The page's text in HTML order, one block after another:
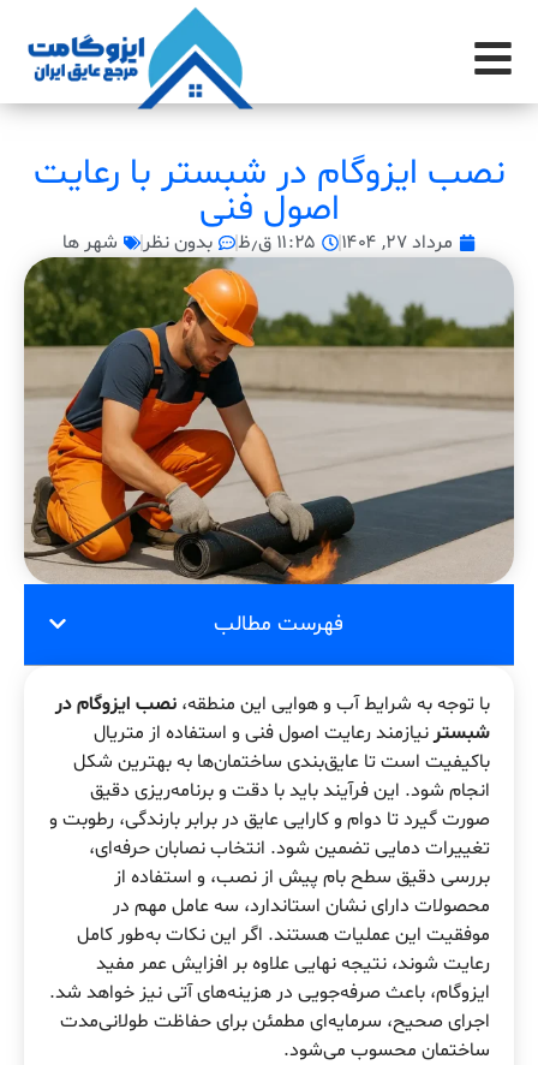
نصب ایزوگام در شبستر با رعایت
اصول فنی
مرداد ۲۷, ۱۴۰۴ ۱۱:۲۵ ق٫ظ بدون نظر شهر ها
فهرست مطالب
با توجه به شرایط آب و هوایی این منطقه، نصب ایزوگام در
شبستر نیازمند رعایت اصول فنی و استفاده از متریال
باکیفیت است تا عایق‌بندی ساختمان‌ها به بهترین شکل
انجام شود. این فرآیند باید با دقت و برنامه‌ریزی دقیق
صورت گیرد تا دوام و کارایی عایق در برابر بارندگی، رطوبت و
تغییرات دمایی تضمین شود. انتخاب نصابان حرفه‌ای،
بررسی دقیق سطح بام پیش از نصب، و استفاده از
محصولات دارای نشان استاندارد، سه عامل مهم در
موفقیت این عملیات هستند. اگر این نکات به‌طور کامل
رعایت شوند، نتیجه نهایی علاوه بر افزایش عمر مفید
ایزوگام، باعث صرفه‌جویی در هزینه‌های آتی نیز خواهد شد.
اجرای صحیح، سرمایه‌ای مطمئن برای حفاظت طولانی‌مدت
ساختمان محسوب می‌شود.